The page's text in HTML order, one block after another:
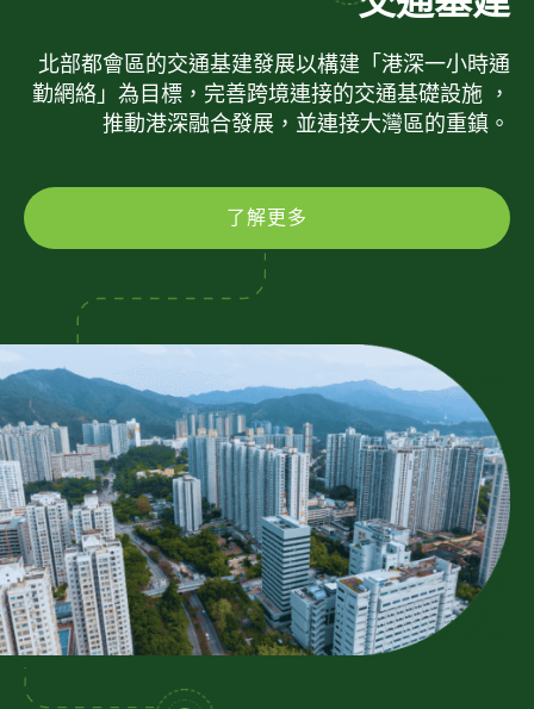
北部都會區的交通基建發展以構建「港深一小時通
勤網絡」為目標，完善跨境連接的交通基礎設施 ，
推動港深融合發展，並連接大灣區的重鎮。
了解更多